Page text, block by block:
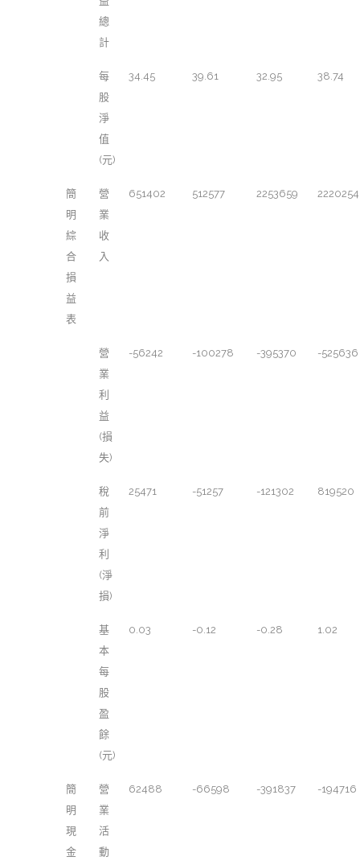
總
計
每
股
淨
值
(元)
34.45 39.61 32.95 38.74
簡
明
綜
合
損
益
表
營
業
收
入
651402 512577 2253659 2220254
營
業
利
益
(損
失)
-56242 -100278 -395370 -525636
稅
前
淨
利
(淨
損)
25471 -51257 -121302 819520
基
本
每
股
盈
餘
(元)
0.03 -0.12 -0.28 1.02
簡
明
現
金
營
業
活
動
62488 -66598 -391837 -194716